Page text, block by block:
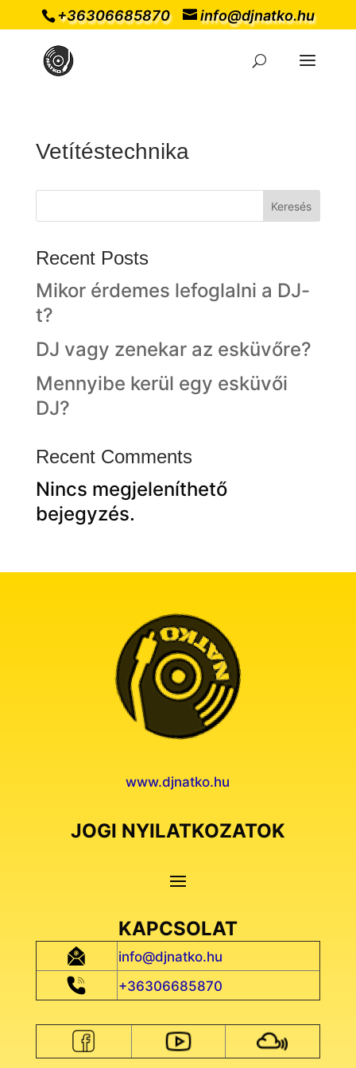
+36306685870 info@djnatko.hu
Vetítéstechnika
Keresés
Recent Posts
Mikor érdemes lefoglalni a DJ-
t?
DJ vagy zenekar az esküvőre?
Mennyibe kerül egy esküvői
DJ?
Recent Comments
Nincs megjeleníthető
bejegyzés.
www.djnatko.hu
JOGI NYILATKOZATOK
KAPCSOLAT
info@djnatko.hu
+36306685870